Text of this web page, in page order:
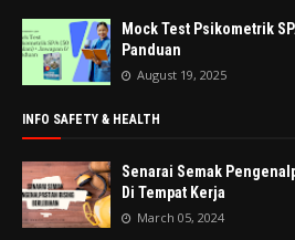
Mock Test Psikometrik
Panduan
August 19, 2025
INFO SAFETY & HEALTH
Senarai Semak
Di Tempat Kerja
March 05, 2024